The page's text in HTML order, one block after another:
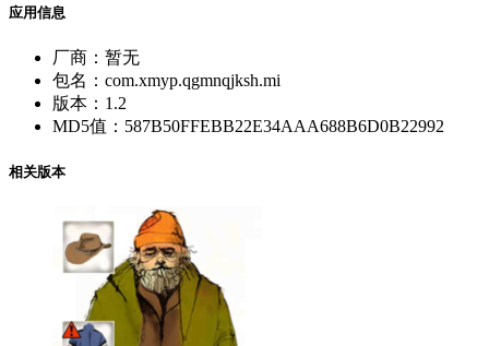
应用信息
厂商： 暂无
包名： com.xmyp.qgmnqjksh.mi
版本： 1.2
MD5值： 587B50FFEBB22E34AAA688B6D0B22992
相关版本